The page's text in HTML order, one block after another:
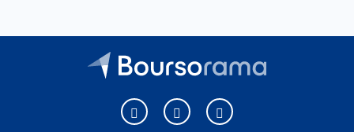
Boursorama sur Facebook
Boursorama sur XBoursorama sur